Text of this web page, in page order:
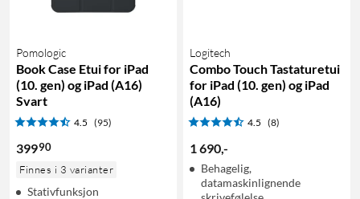
Pomologic
Book Case Etui for iPad
(10. gen) og iPad (A16)
Svart
4.5 (95)
39990
Finnes i 3 varianter
Stativfunksjon
Logitech
Combo Touch Tastaturetui
for iPad (10. gen) og iPad
(A16)
4.5 (8)
1 690,-
Behagelig,
datamaskinlignende